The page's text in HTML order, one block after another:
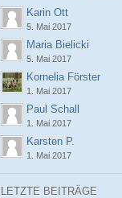
Karin Ott
5. Mai 2017
Maria Bielicki
5. Mai 2017
Kornelia Förster
1. Mai 2017
Paul Schall
1. Mai 2017
Karsten P.
1. Mai 2017
LETZTE BEITRÄGE